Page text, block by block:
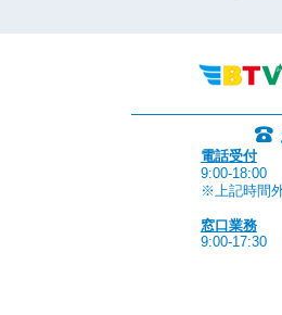
電話受付
9:00-18:00
※上記時間
窓口業務
9:00-17:30